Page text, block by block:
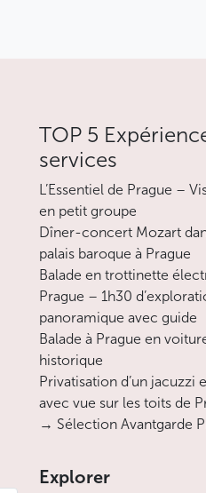
TOP 5
services
L’Essentiel de Prague –
en petit groupe
Dîner-concert Mozart
palais baroque à Prague
Balade en trottinette
Prague – 1h30
panoramique avec guide
Balade à Prague en
historique
Privatisation d’un jacuzzi
avec vue sur les toits de
→ Sélection Avantgarde
Explorer